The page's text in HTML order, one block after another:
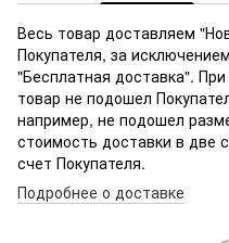
Весь товар доставляем
Покупателя, за
"Бесплатная доставка".
товар не подошел
например, не подошел
стоимость доставки в две
счет Покупателя.
Подробнее о доставке